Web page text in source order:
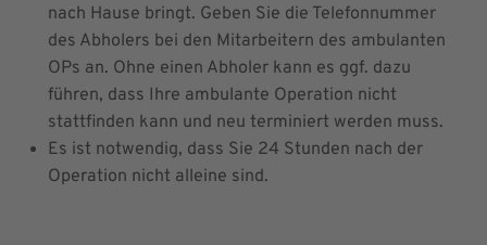
nach Hause bringt. Geben Sie die Telefonnummer
des Abholers bei den Mitarbeitern des ambulanten
OPs an. Ohne einen Abholer kann es ggf. dazu
führen, dass Ihre ambulante Operation nicht
stattfinden kann und neu terminiert werden muss.
Es ist notwendig, dass Sie 24 Stunden nach der
Operation nicht alleine sind.